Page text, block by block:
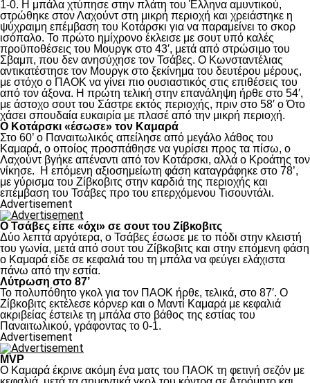
1-0. Η μπάλα χτύπησε στην πλάτη του Έλληνα αμυντικού,
στρώθηκε στον Λαχούντ στη μικρή περιοχή και χρειάστηκε η
ψύχραιμη επέμβαση του Κοτάρσκι για να παραμείνει το σκορ
ισόπαλο. Το πρώτο ημίχρονο έκλεισε με σουτ υπό καλές
προϋποθέσεις του Μουργκ στο 43′, μετά από στρώσιμο του
Σβαμπ, που δεν ανησύχησε τον Τσάβες. Ο Κωνσταντέλιας
αντικατέστησε τον Μουργκ στο ξεκίνημα του δευτέρου μέρους,
με στόχο ο ΠΑΟΚ να γίνει πιο ουσιαστικός στις επιθέσεις του
από τον άξονα. Η πρώτη τελική στην επανάληψη ήρθε στο 54′,
με άστοχο σουτ του Σάστρε εκτός περιοχής, πριν στο 58′ ο Ότο
χάσει σπουδαία ευκαιρία με πλασέ από την μικρή περιοχή.
Ο Κοτάρσκι «έσωσε» τον Καμαρά
Στο 60’ ο Παναιτωλικός απείλησε από μεγάλο λάθος του
Καμαρά, ο οποίος προσπάθησε να γυρίσει προς τα πίσω, ο
Λαχούντ βγήκε απέναντι από τον Κοτάρσκι, αλλά ο Κροάτης τον
νίκησε. Η επόμενη αξιοσημείωτη φάση καταγράφηκε στο 78’,
με γύρισμα του Ζίβκοβιτς στην καρδιά της περιοχής και
επέμβαση του Τσάβες προ του επερχόμενου Τισουντάλι.
Advertisement
Ο Τσάβες είπε «όχι» σε σουτ του Ζίβκοβιτς
Δύο λεπτά αργότερα, ο Τσάβες έσωσε με το πόδι στην κλειστή
του γωνία, μετά από σουτ του Ζίβκοβιτς και στην επόμενη φάση
ο Καμαρά είδε σε κεφαλιά του τη μπάλα να φεύγει ελάχιστα
πάνω από την εστία.
Λύτρωση στο 87’
Το πολυπόθητο γκολ για τον ΠΑΟΚ ήρθε, τελικά, στο 87′. Ο
Ζίβκοβιτς εκτέλεσε κόρνερ και ο Μαντί Καμαρά με κεφαλιά
ακριβείας έστειλε τη μπάλα στο βάθος της εστίας του
Παναιτωλικού, γράφοντας το 0-1.
Advertisement
MVP
Ο Καμαρά έκρινε ακόμη ένα ματς του ΠΑΟΚ τη φετινή σεζόν με